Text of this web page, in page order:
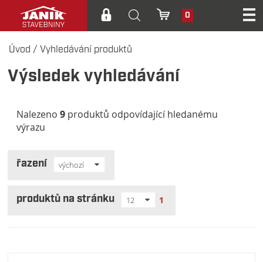
0
Úvod / Vyhledávání produktů
Výsledek vyhledávání
Nalezeno9 produktů odpovídající hledanému
výrazu
řazení výchozí
produktů na stránku 12 1